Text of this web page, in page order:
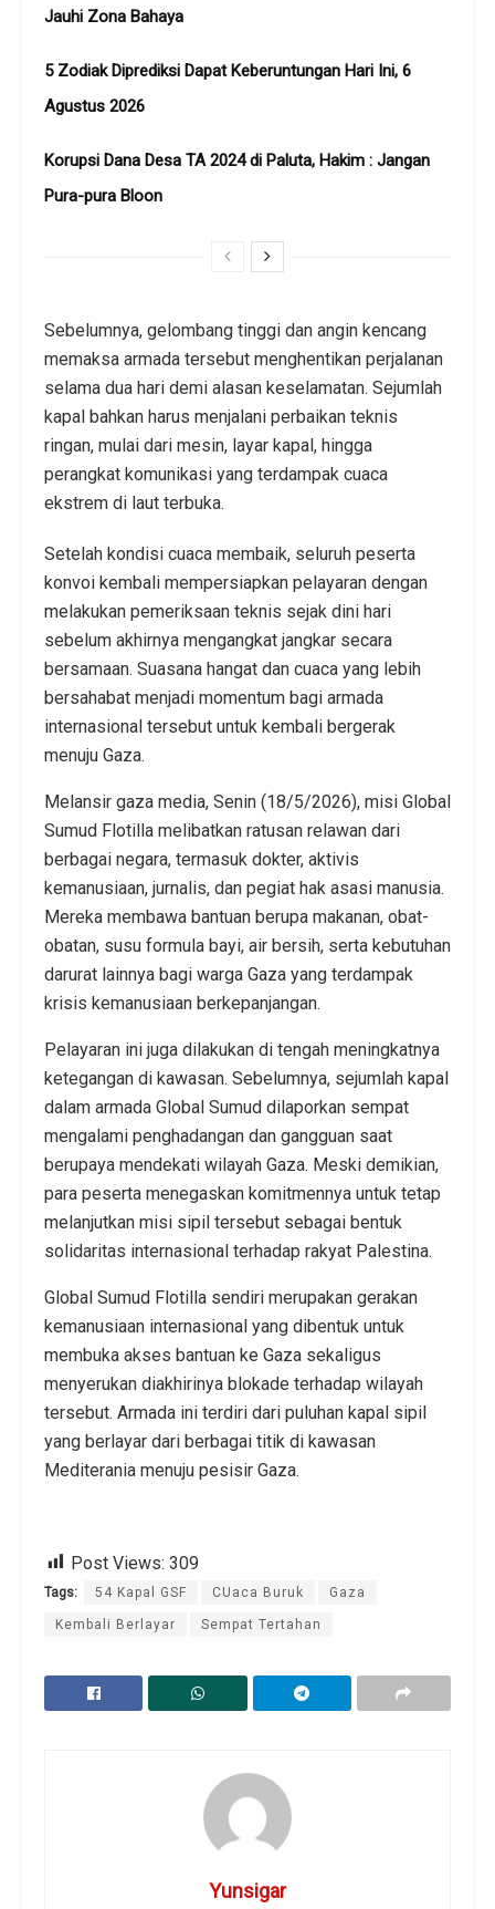
Jauhi Zona Bahaya
5 Zodiak Diprediksi Dapat Keberuntungan Hari Ini, 6
Agustus 2026
Korupsi Dana Desa TA 2024 di Paluta, Hakim : Jangan
Pura-pura Bloon
Sebelumnya, gelombang tinggi dan angin kencang
memaksa armada tersebut menghentikan perjalanan
selama dua hari demi alasan keselamatan. Sejumlah
kapal bahkan harus menjalani perbaikan teknis
ringan, mulai dari mesin, layar kapal, hingga
perangkat komunikasi yang terdampak cuaca
ekstrem di laut terbuka.
Setelah kondisi cuaca membaik, seluruh peserta
konvoi kembali mempersiapkan pelayaran dengan
melakukan pemeriksaan teknis sejak dini hari
sebelum akhirnya mengangkat jangkar secara
bersamaan. Suasana hangat dan cuaca yang lebih
bersahabat menjadi momentum bagi armada
internasional tersebut untuk kembali bergerak
menuju Gaza.
Melansir gaza media, Senin (18/5/2026), misi Global
Sumud Flotilla melibatkan ratusan relawan dari
berbagai negara, termasuk dokter, aktivis
kemanusiaan, jurnalis, dan pegiat hak asasi manusia.
Mereka membawa bantuan berupa makanan, obat-
obatan, susu formula bayi, air bersih, serta kebutuhan
darurat lainnya bagi warga Gaza yang terdampak
krisis kemanusiaan berkepanjangan.
Pelayaran ini juga dilakukan di tengah meningkatnya
ketegangan di kawasan. Sebelumnya, sejumlah kapal
dalam armada Global Sumud dilaporkan sempat
mengalami penghadangan dan gangguan saat
berupaya mendekati wilayah Gaza. Meski demikian,
para peserta menegaskan komitmennya untuk tetap
melanjutkan misi sipil tersebut sebagai bentuk
solidaritas internasional terhadap rakyat Palestina.
Global Sumud Flotilla sendiri merupakan gerakan
kemanusiaan internasional yang dibentuk untuk
membuka akses bantuan ke Gaza sekaligus
menyerukan diakhirinya blokade terhadap wilayah
tersebut. Armada ini terdiri dari puluhan kapal sipil
yang berlayar dari berbagai titik di kawasan
Mediterania menuju pesisir Gaza.
Post Views: 309
Tags: 54 Kapal GSF CUaca Buruk Gaza
Kembali Berlayar Sempat Tertahan
Yunsigar